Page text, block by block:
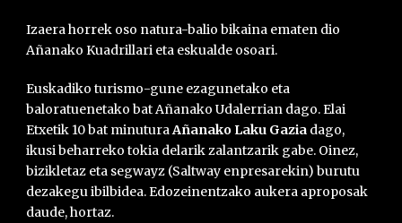
Izaera horrek oso natura-balio bikaina ematen dio
Añanako Kuadrillari eta eskualde osoari.
Euskadiko turismo-gune ezagunetako eta
baloratuenetako bat Añanako Udalerrian dago. Elai
Etxetik 10 bat minuturaAñanako Laku Gazia dago,
ikusi beharreko tokia delarik zalantzarik gabe. Oinez,
bizikletaz eta segwayz (Saltway enpresarekin) burutu
dezakegu ibilbidea. Edozeinentzako aukera aproposak
daude, hortaz.